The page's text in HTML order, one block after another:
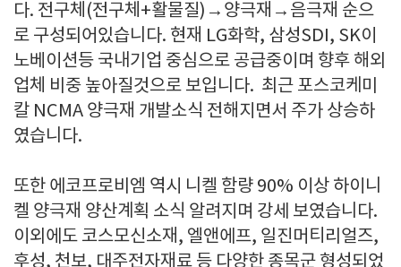
다. 전구체(전구체+활물질)→양극재→음극재 순으
로 구성되어있습니다. 현재 LG화학, 삼성SDI, SK이
노베이션등 국내기업 중심으로 공급중이며 향후 해외
업체 비중 높아질것으로 보입니다. 최근 포스코케미
칼 NCMA 양극재 개발소식 전해지면서 주가 상승하
였습니다.
또한 에코프로비엠 역시 니켈 함량 90% 이상 하이니
켈 양극재 양산계획 소식 알려지며 강세 보였습니다.
이외에도 코스모신소재, 엘앤에프, 일진머티리얼즈,
후성, 천보, 대주전자재료 등 다양한 종목군 형성되었